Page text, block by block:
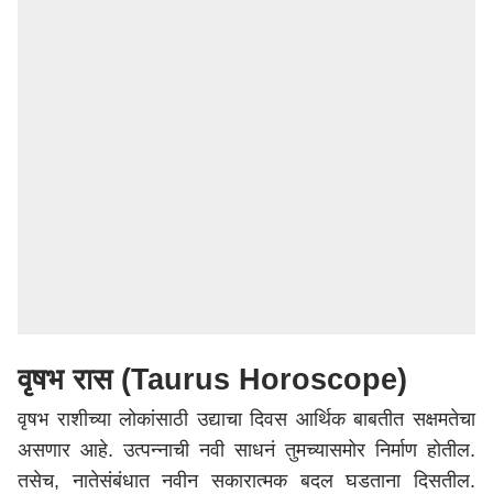
वृषभ रास (Taurus Horoscope)
वृषभ राशीच्या लोकांसाठी उद्याचा दिवस आर्थिक बाबतीत सक्षमतेचा
असणार आहे. उत्पन्नाची नवी साधनं तुमच्यासमोर निर्माण होतील.
तसेच, नातेसंबंधात नवीन सकारात्मक बदल घडताना दिसतील.